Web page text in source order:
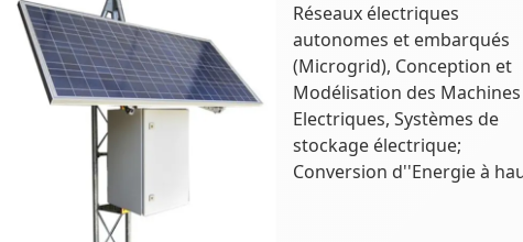
Réseaux électriques
autonomes et embarqués
(Microgrid), Conception et
Modélisation des Machines
Electriques, Systèmes de
stockage électrique;
Conversion d''Energie à